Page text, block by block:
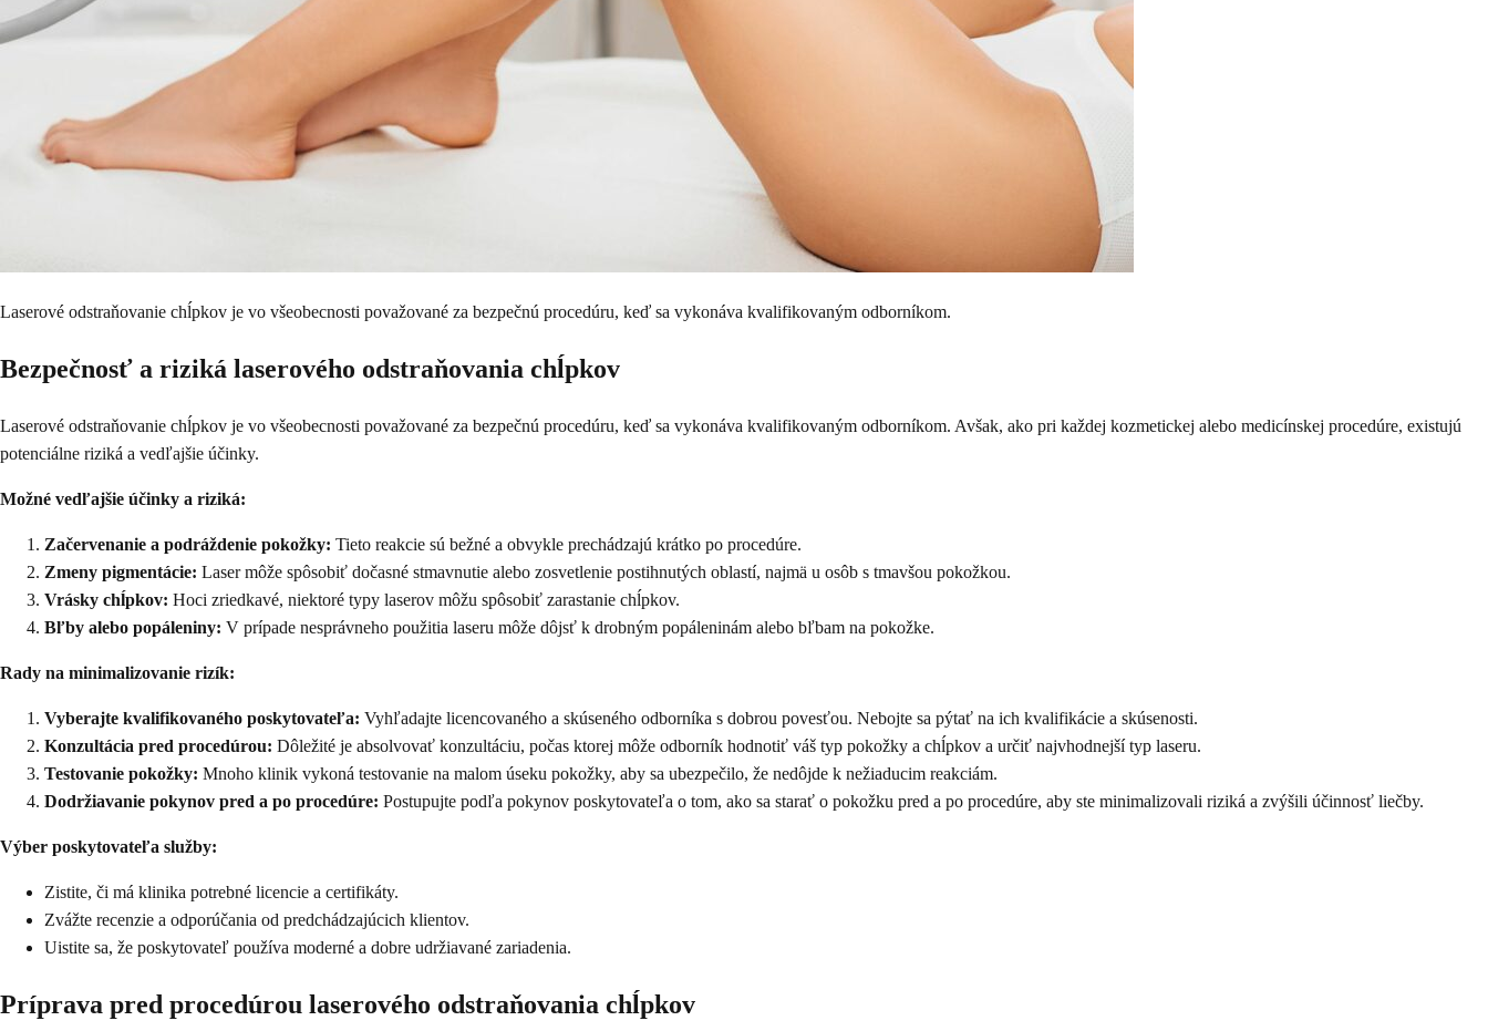
Laserové odstraňovanie chĺpkov je vo všeobecnosti považované za bezpečnú procedúru, keď sa vykonáva kvalifikovaným odborníkom.
Bezpečnosť a riziká laserového odstraňovania chĺpkov
Laserové odstraňovanie chĺpkov je vo všeobecnosti považované za bezpečnú procedúru, keď sa vykonáva kvalifikovaným odborníkom. Avšak, ako pri každej kozmetickej alebo medicínskej procedúre, existujú
potenciálne riziká a vedľajšie účinky.
Možné vedľajšie účinky a riziká:
Začervenanie a podráždenie pokožky: Tieto reakcie sú bežné a obvykle prechádzajú krátko po procedúre.
Zmeny pigmentácie: Laser môže spôsobiť dočasné stmavnutie alebo zosvetlenie postihnutých oblastí, najmä u osôb s tmavšou pokožkou.
Vrásky chĺpkov: Hoci zriedkavé, niektoré typy laserov môžu spôsobiť zarastanie chĺpkov.
Bľby alebo popáleniny: V prípade nesprávneho použitia laseru môže dôjsť k drobným popáleninám alebo bľbam na pokožke.
Rady na minimalizovanie rizík:
Vyberajte kvalifikovaného poskytovateľa: Vyhľadajte licencovaného a skúseného odborníka s dobrou povesťou. Nebojte sa pýtať na ich kvalifikácie a skúsenosti.
Konzultácia pred procedúrou: Dôležité je absolvovať konzultáciu, počas ktorej môže odborník hodnotiť váš typ pokožky a chĺpkov a určiť najvhodnejší typ laseru.
Testovanie pokožky: Mnoho klinik vykoná testovanie na malom úseku pokožky, aby sa ubezpečilo, že nedôjde k nežiaducim reakciám.
Dodržiavanie pokynov pred a po procedúre: Postupujte podľa pokynov poskytovateľa o tom, ako sa starať o pokožku pred a po procedúre, aby ste minimalizovali riziká a zvýšili účinnosť liečby.
Výber poskytovateľa služby:
Zistite, či má klinika potrebné licencie a certifikáty.
Zvážte recenzie a odporúčania od predchádzajúcich klientov.
Uistite sa, že poskytovateľ používa moderné a dobre udržiavané zariadenia.
Príprava pred procedúrou laserového odstraňovania chĺpkov